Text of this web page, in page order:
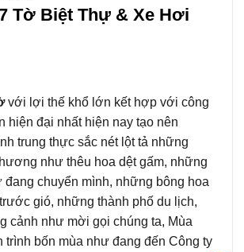
Tờ Biệt Thự & Xe Hơi
với lợi thế khổ lớn kết hợp với công
hiện đại nhất hiện nay tạo nên
trung thực sắc nét lột tả những
như thêu hoa dệt gấm, những
đang chuyển mình, những bông hoa
gió, những thành phố du lịch,
cảnh như mời gọi chúng ta, Mùa
trình bốn mùa như đang đến Công ty